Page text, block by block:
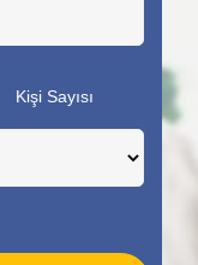
Kişi Sayısı